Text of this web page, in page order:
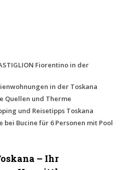
Fiorentino in der
in der Toskana
Quellen und Therme
und Reisetipps Toskana
bei Bucine für 6 Personen mit Pool
– Ihr